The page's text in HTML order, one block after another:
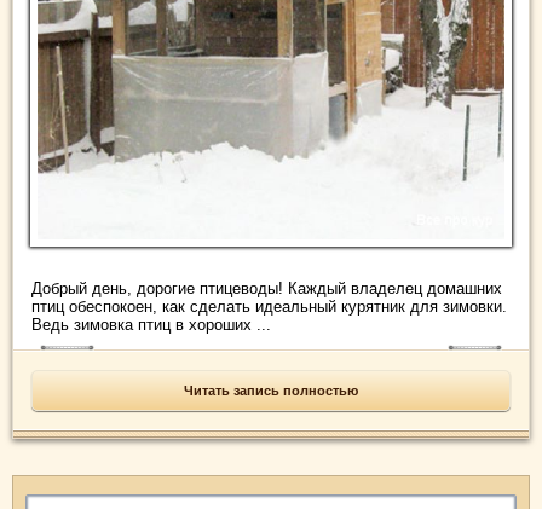
Добрый день, дорогие птицеводы! Каждый владелец домашних
птиц обеспокоен, как сделать идеальный курятник для зимовки.
Ведь зимовка птиц в хороших ...
Читать запись полностью